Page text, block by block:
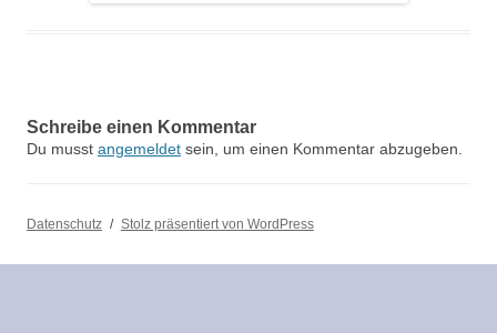
Schreibe einen Kommentar
Du musst angemeldet sein, um einen Kommentar abzugeben.
Datenschutz Stolz präsentiert von WordPress